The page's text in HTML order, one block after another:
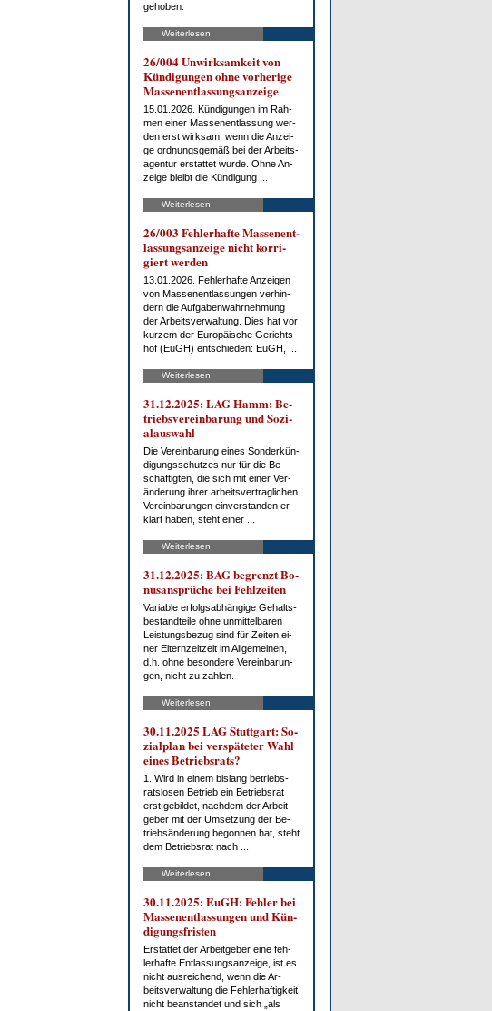
ge­ho­ben.
Weiterlesen
26/004 Un­wirk­sam­keit von
Kün­di­gun­gen oh­ne vor­he­ri­ge
Mas­sen­ent­las­sungs­an­zei­ge
15.01.2026. Kün­di­gun­gen im Rah­
men ei­ner Mas­sen­ent­las­sung wer­
den erst wirk­sam, wenn die An­zei­
ge ord­nungs­ge­mäß bei der Ar­beits­
agen­tur er­stat­tet wur­de. Oh­ne An­
zei­ge bleibt die Kün­di­gung ...
Weiterlesen
26/003 Feh­ler­haf­te Mas­sen­ent­
las­sungs­an­zei­ge nicht kor­ri­
giert wer­den
13.01.2026. Feh­ler­haf­te An­zei­gen
von Mas­sen­ent­las­sun­gen ver­hin­
dern die Auf­ga­ben­wahr­neh­mung
der Ar­beits­ver­wal­tung. Dies hat vor
kur­zem der Eu­ro­päi­sche Ge­richts­
hof (EuGH) ent­schie­den: EuGH, ...
Weiterlesen
31.12.2025: LAG Hamm: Be­
triebs­ver­ein­ba­rung und So­zi­
al­aus­wahl
Die Ver­ein­ba­rung ei­nes Son­der­kün­
di­gungs­schut­zes nur für die Be­
schäf­tig­ten, die sich mit ei­ner Ver­
än­de­rung ih­rer ar­beits­ver­trag­li­chen
Ver­ein­ba­run­gen ein­ver­stan­den er­
klärt ha­ben, steht ei­ner ...
Weiterlesen
31.12.2025: BAG be­grenzt Bo­
nus­an­sprü­che bei Fehl­zei­ten
Va­ria­ble er­folgs­ab­hän­gi­ge Ge­halts­
be­stand­tei­le oh­ne un­mit­tel­ba­ren
Leis­tungs­be­zug sind für Zei­ten ei­
ner El­tern­zeit­zeit im All­ge­mei­nen,
d.h. oh­ne be­son­de­re Ver­ein­ba­run­
gen, nicht zu zah­len.
Weiterlesen
30.11.2025 LAG Stutt­gart: So­
zi­al­plan bei ver­spä­te­ter Wahl
ei­nes Be­triebs­rats?
1. Wird in ei­nem bis­lang be­triebs­
rats­lo­sen Be­trieb ein Be­triebs­rat
erst ge­bil­det, nach­dem der Ar­beit­
ge­ber mit der Um­set­zung der Be­
trieb­s­än­de­rung be­gon­nen hat, steht
dem Be­triebs­rat nach ...
Weiterlesen
30.11.2025: EuGH: Feh­ler bei
Mas­sen­ent­las­sun­gen und Kün­
di­gungs­fris­ten
Er­stat­tet der Ar­beit­ge­ber ei­ne feh­
ler­haf­te Ent­las­sungs­an­zei­ge, ist es
nicht aus­rei­chend, wenn die Ar­
beits­ver­wal­tung die Feh­ler­haf­tig­keit
nicht be­an­stan­det und sich „als